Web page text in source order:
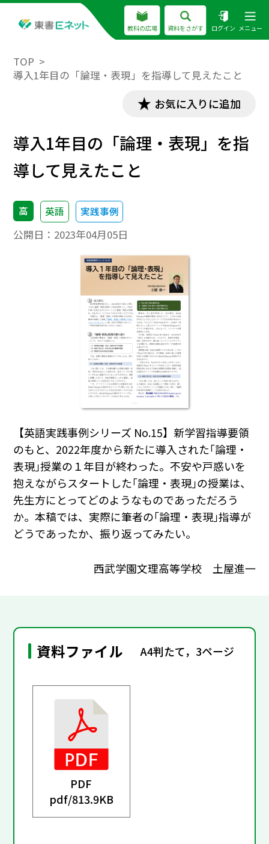
教科の広場 資料をさがす ログイン メニュー
TOP
導入1年目の「論理・表現」を指導して見えたこと
お気に入りに追加
導入1年目の「論理・表現」を指
導して見えたこと
高 英語 実践事例
公開日： 2023年04月05日
【英語実践事例シリーズ No.15】 新学習指導要領
のもと、2022年度から新たに導入された｢論理・
表現｣授業の１年目が終わった。不安や戸惑いを
抱えながらスタートした｢論理・表現｣の授業は、
先生方にとってどのようなものであっただろう
か。本稿では、実際に筆者の｢論理・表現｣指導が
どうであったか、振り返ってみたい。
西武学園文理高等学校 土屋進一
資料ファイル A4判たて，3ページ
PDF
pdf/813.9KB